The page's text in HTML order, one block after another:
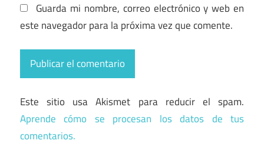
Guarda mi nombre, correo electrónico y web en
este navegador para la próxima vez que comente.
Este sitio usa Akismet para reducir el spam.
Aprende cómo se procesan los datos de tus
comentarios.